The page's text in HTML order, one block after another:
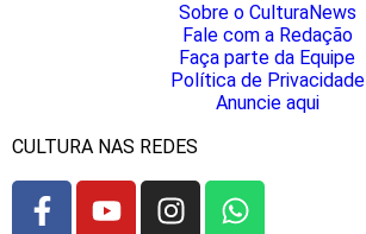
Sobre o CulturaNews
Fale com a Redação
Faça parte da Equipe
Política de Privacidade
Anuncie aqui
CULTURA NAS REDES